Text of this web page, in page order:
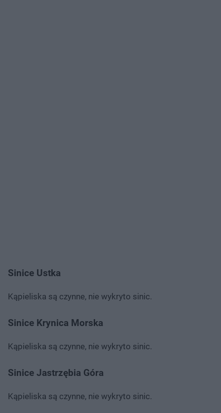
Sinice Ustka
Kąpieliska są czynne, nie wykryto sinic.
Sinice Krynica Morska
Kąpieliska są czynne, nie wykryto sinic.
Sinice Jastrzębia Góra
Kąpieliska są czynne, nie wykryto sinic.